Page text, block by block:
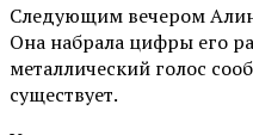
Следующим вечером
Она набрала цифры его
металлический голос
существует.